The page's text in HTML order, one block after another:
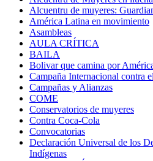
Alcuentru de muyeres:
América Latina en movimiento
Asambleas
AULA CRÍTICA
BAILA
Bolivar que camina por
Campaña Internacional contra
Campañas y Alianzas
COME
Conservatorios de muyeres
Contra Coca-Cola
Convocatorias
Declaración Universal de los
Indígenas